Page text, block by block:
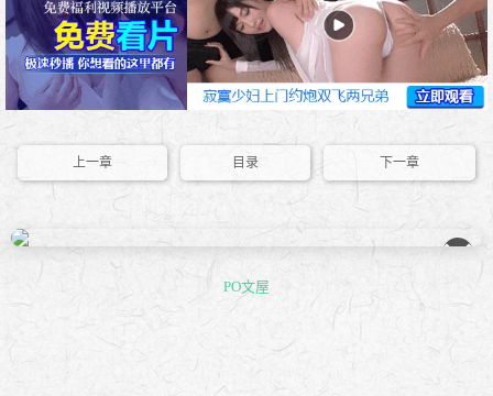
上一章 目录 下一章
��
PO文屋